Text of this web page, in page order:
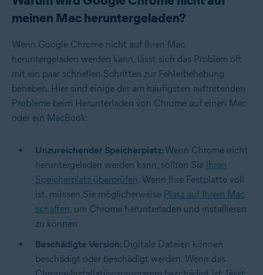
meinen Mac heruntergeladen?
Wenn Google Chrome nicht auf Ihren Mac
heruntergeladen werden kann, lässt sich das Problem oft
mit ein paar schnellen Schritten zur Fehlerbehebung
beheben. Hier sind einige der am häufigsten auftretenden
Probleme beim Herunterladen von Chrome auf einen Mac
oder ein MacBook:
Unzureichender Speicherplatz: Wenn Chrome nicht
heruntergeladen werden kann, sollten Sie Ihren
Speicherplatz überprüfen. Wenn Ihre Festplatte voll
ist, müssen Sie möglicherweise Platz auf Ihrem Mac
schaffen , um Chrome herunterladen und installieren
zu können.
Beschädigte Version: Digitale Dateien können
beschädigt oder beschädigt werden. Wenn das